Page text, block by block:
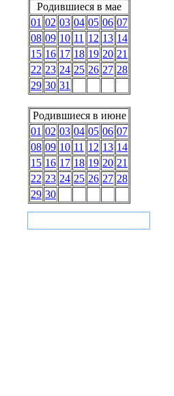
Родившиеся в мае
01 02 03 04 05 06 07
08 09 10 11 12 13 14
15 16 17 18 19 20 21
22 23 24 25 26 27 28
29 30 31
Родившиеся в июне
01 02 03 04 05 06 07
08 09 10 11 12 13 14
15 16 17 18 19 20 21
22 23 24 25 26 27 28
29 30